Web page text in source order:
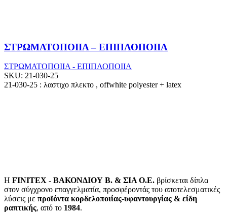
ΣΤΡΩΜΑΤΟΠΟΙΙΑ – ΕΠΙΠΛΟΠΟΙΙΑ
ΣΤΡΩΜΑΤΟΠΟΙΙΑ - ΕΠΙΠΛΟΠΟΙΙΑ
SKU: 21-030-25
21-030-25 : λαστιχο πλεκτο , offwhite polyester + latex
Η FINITEX - ΒΑΚΟΝΔΙΟΥ Β. & ΣΙΑ Ο.Ε. βρίσκεται δίπλα
στον σύγχρονο επαγγελματία, προσφέροντάς του αποτελεσματικές
λύσεις με προϊόντα κορδελοποιίας-υφαντουργίας & είδη
ραπτικής, από το 1984.